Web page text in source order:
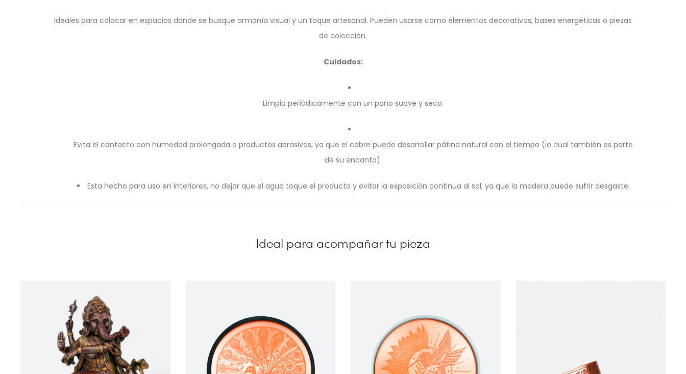
Ideales para colocar en espacios donde se busque armonía visual y un toque artesanal. Pueden usarse como elementos decorativos, bases energéticas o piezas
de colección.
Cuidados:
Limpia periódicamente con un paño suave y seco.
Evita el contacto con humedad prolongada o productos abrasivos, ya que el cobre puede desarrollar pátina natural con el tiempo (lo cual también es parte
de su encanto).
Esta hecho para uso en interiores, no dejar que el agua toque el producto y evitar la exposición continua al sol, ya que la madera puede sufrir desgaste.